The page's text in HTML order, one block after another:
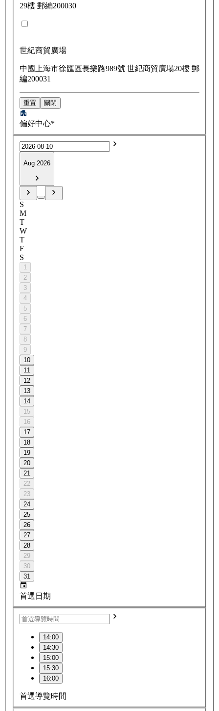
29樓 郵編200030
世紀商貿廣場
中國上海市徐匯區長樂路989號 世紀商貿廣場20樓 郵
編200031
重置 關閉
偏好中心*
Aug 2026
S
M
T
W
T
F
S
1
2
3
4
5
6
7
8
9
10
11
12
13
14
15
16
17
18
19
20
21
22
23
24
25
26
27
28
29
30
31
首選日期
14:00
14:30
15:00
15:30
16:00
首選導覽時間